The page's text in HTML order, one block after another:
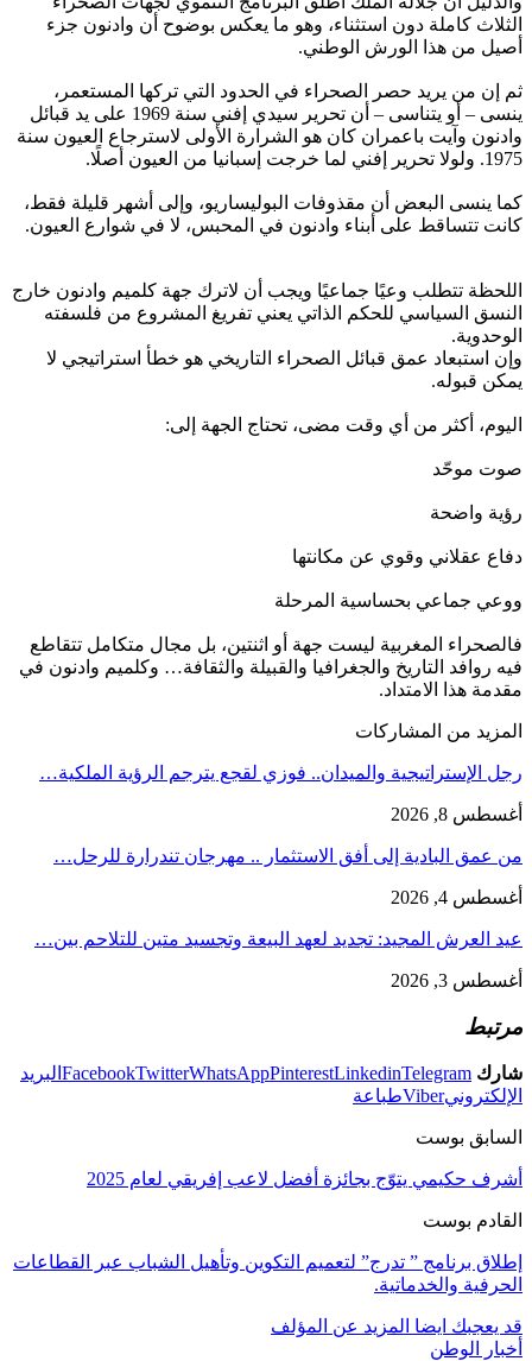
الثلاث كاملة دون استثناء، وهو ما يعكس بوضوح أن وادنون جزء
أصيل من هذا الورش الوطني.
ثم إن من يريد حصر الصحراء في الحدود التي تركها المستعمر،
ينسى – أو يتناسى – أن تحرير سيدي إفني سنة 1969 على يد قبائل
وادنون وآيت باعمران كان هو الشرارة الأولى لاسترجاع العيون سنة
1975. ولولا تحرير إفني لما خرجت إسبانيا من العيون أصلًا.
كما ينسى البعض أن مقذوفات البوليساريو، وإلى أشهر قليلة فقط،
كانت تتساقط على أبناء وادنون في المحبس، لا في شوارع العيون.
اللحظة تتطلب وعيًا جماعيًا ويجب أن لاترك جهة كلميم وادنون خارج
النسق السياسي للحكم الذاتي يعني تفريغ المشروع من فلسفته
الوحدوية.
وإن استبعاد عمق قبائل الصحراء التاريخي هو خطأ استراتيجي لا
يمكن قبوله.
اليوم، أكثر من أي وقت مضى، تحتاج الجهة إلى:
صوت موحّد
رؤية واضحة
دفاع عقلاني وقوي عن مكانتها
ووعي جماعي بحساسية المرحلة
فالصحراء المغربية ليست جهة أو اثنتين، بل مجال متكامل تتقاطع
فيه روافد التاريخ والجغرافيا والقبيلة والثقافة… وكلميم وادنون في
مقدمة هذا الامتداد.
المزيد من المشاركات
رجل الإستراتيجية والميدان.. فوزي لقجع يترجم الرؤية الملكية…
أغسطس 8, 2026
من عمق البادية إلى أفق الاستثمار .. مهرجان تندرارة للرحل…
أغسطس 4, 2026
عيد العرش المجيد: تجديد لعهد البيعة وتجسيد متين للتلاحم بين…
أغسطس 3, 2026
مرتبط
شارك FacebookTwitterWhatsAppPinterestLinkedinTelegram
البريد
الإلكترونيViberطباعة
السابق بوست
أشرف حكيمي يتوّج بجائزة أفضل لاعب إفريقي لعام 2025
القادم بوست
إطلاق برنامج ” تدرج” لتعميم التكوين وتأهيل الشباب عبر القطاعات
الحرفية والخدماتية.
قد يعجبك ايضا المزيد عن المؤلف
أخبار الوطن